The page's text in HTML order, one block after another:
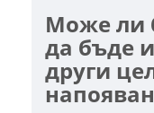
Може ли
да бъде
други